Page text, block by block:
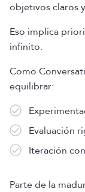
objetivos claros
Eso implica
infinito.
Como
equilibrar:
Evaluación
Iteración
Parte de la